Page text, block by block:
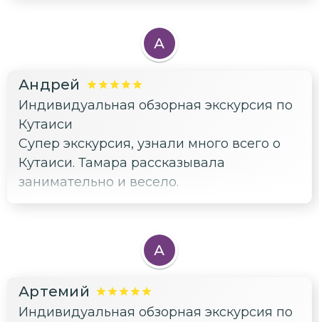
А
Андрей
Индивидуальная обзорная экскурсия по
Кутаиси
Супер экскурсия, узнали много всего о
Кутаиси. Тамара рассказывала
занимательно и весело.
А
Артемий
Индивидуальная обзорная экскурсия по